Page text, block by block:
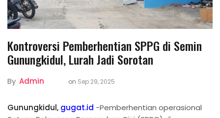
Kontroversi Pemberhentian SPPG di Semin
Gunungkidul, Lurah Jadi Sorotan
By Admin on Sep 29, 2025
Gunungkidul, gugat.id -Pemberhentian operasional